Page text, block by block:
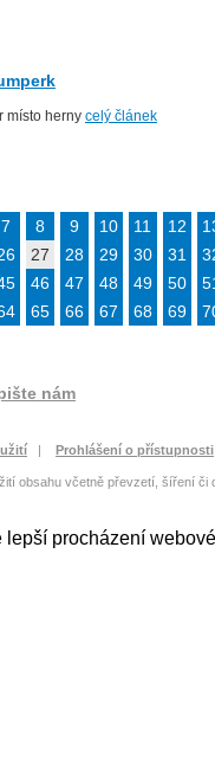
místo herny celý článek
7 8 9 10 11 12
27 28 29 30 31
46 47 48 49 50
65 66 67 68 69
nám
| Prohlášení o přístupnosti
obsahu včetně převzetí, šíření či
procházení